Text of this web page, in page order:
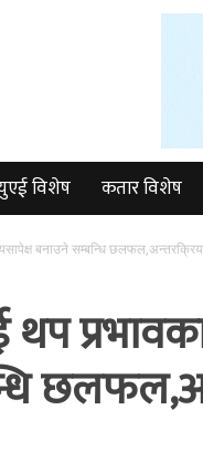
विशेष कतार विशेष
बनाउने सम्बन्धि